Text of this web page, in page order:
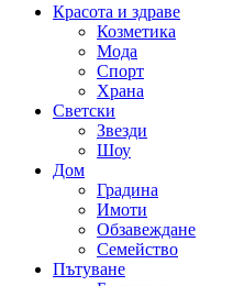
Красота и здраве
Козметика
Мода
Спорт
Храна
Светски
Звезди
Шоу
Дом
Градина
Имоти
Обзавеждане
Семейство
Пътуване